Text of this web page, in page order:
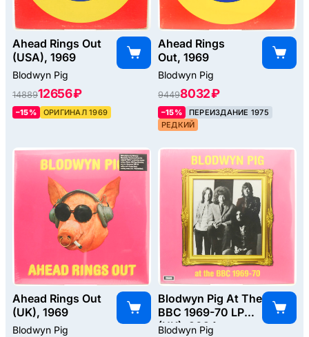
Ahead Rings Out
(USA), 1969
Blodwyn Pig
1488912656 ₽
–15% ОРИГИНАЛ 1969
Ahead Rings
Out, 1969
Blodwyn Pig
94498032 ₽
–15%
ПЕРЕИЗДАНИЕ 1975
РЕДКИЙ
Ahead Rings Out
(UK), 1969
Blodwyn Pig
Blodwyn Pig At The
BBC 1969-70 LP
(UK), 2024
Blodwyn Pig